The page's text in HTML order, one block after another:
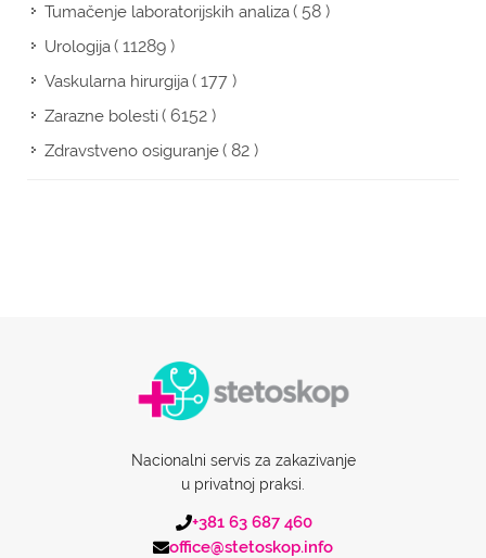
Tumačenje laboratorijskih analiza( 58 )
Urologija( 11289 )
Vaskularna hirurgija( 177 )
Zarazne bolesti( 6152 )
Zdravstveno osiguranje( 82 )
Nacionalni servis za zakazivanje
u privatnoj praksi.
+381 63 687 460
office@stetoskop.info